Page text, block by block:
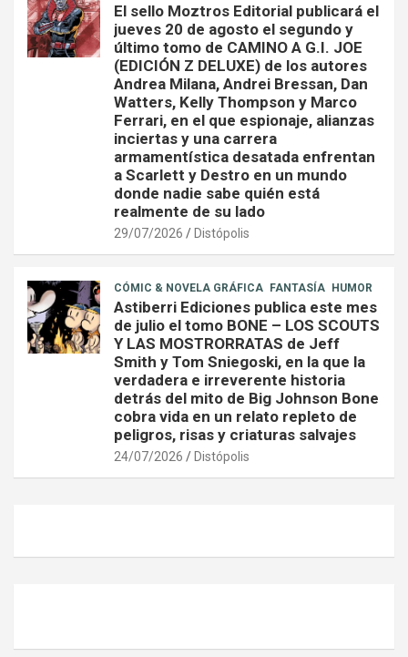
El sello Moztros Editorial publicará el
jueves 20 de agosto el segundo y
último tomo de CAMINO A G.I. JOE
(EDICIÓN Z DELUXE) de los autores
Andrea Milana, Andrei Bressan, Dan
Watters, Kelly Thompson y Marco
Ferrari, en el que espionaje, alianzas
inciertas y una carrera
armamentística desatada enfrentan
a Scarlett y Destro en un mundo
donde nadie sabe quién está
realmente de su lado
29/07/2026 Distópolis
CÓMIC & NOVELA GRÁFICA FANTASÍA HUMOR
Astiberri Ediciones publica este mes
de julio el tomo BONE – LOS SCOUTS
Y LAS MOSTRORRATAS de Jeff
Smith y Tom Sniegoski, en la que la
verdadera e irreverente historia
detrás del mito de Big Johnson Bone
cobra vida en un relato repleto de
peligros, risas y criaturas salvajes
24/07/2026 Distópolis